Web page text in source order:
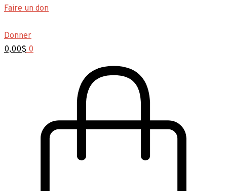
Faire un don
Donner
0,00$ 0